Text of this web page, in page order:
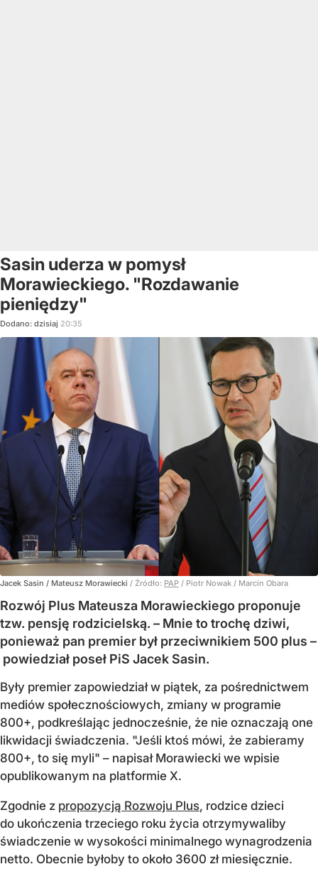
Sasin uderza w pomysł
Morawieckiego. "Rozdawanie
pieniędzy"
Dodano: dzisiaj 20:35
Jacek Sasin / Mateusz Morawiecki / Źródło: PAP / Piotr Nowak / Marcin Obara
Rozwój Plus Mateusza Morawieckiego proponuje
tzw. pensję rodzicielską. – Mnie to trochę dziwi,
ponieważ pan premier był przeciwnikiem 500 plus –
powiedział poseł PiS Jacek Sasin.
Były premier zapowiedział w piątek, za pośrednictwem
mediów społecznościowych, zmiany w programie
800+, podkreślając jednocześnie, że nie oznaczają one
likwidacji świadczenia. "Jeśli ktoś mówi, że zabieramy
800+, to się myli" – napisał Morawiecki we wpisie
opublikowanym na platformie X.
Zgodnie z propozycją Rozwoju Plus, rodzice dzieci
do ukończenia trzeciego roku życia otrzymywaliby
świadczenie w wysokości minimalnego wynagrodzenia
netto. Obecnie byłoby to około 3600 zł miesięcznie.